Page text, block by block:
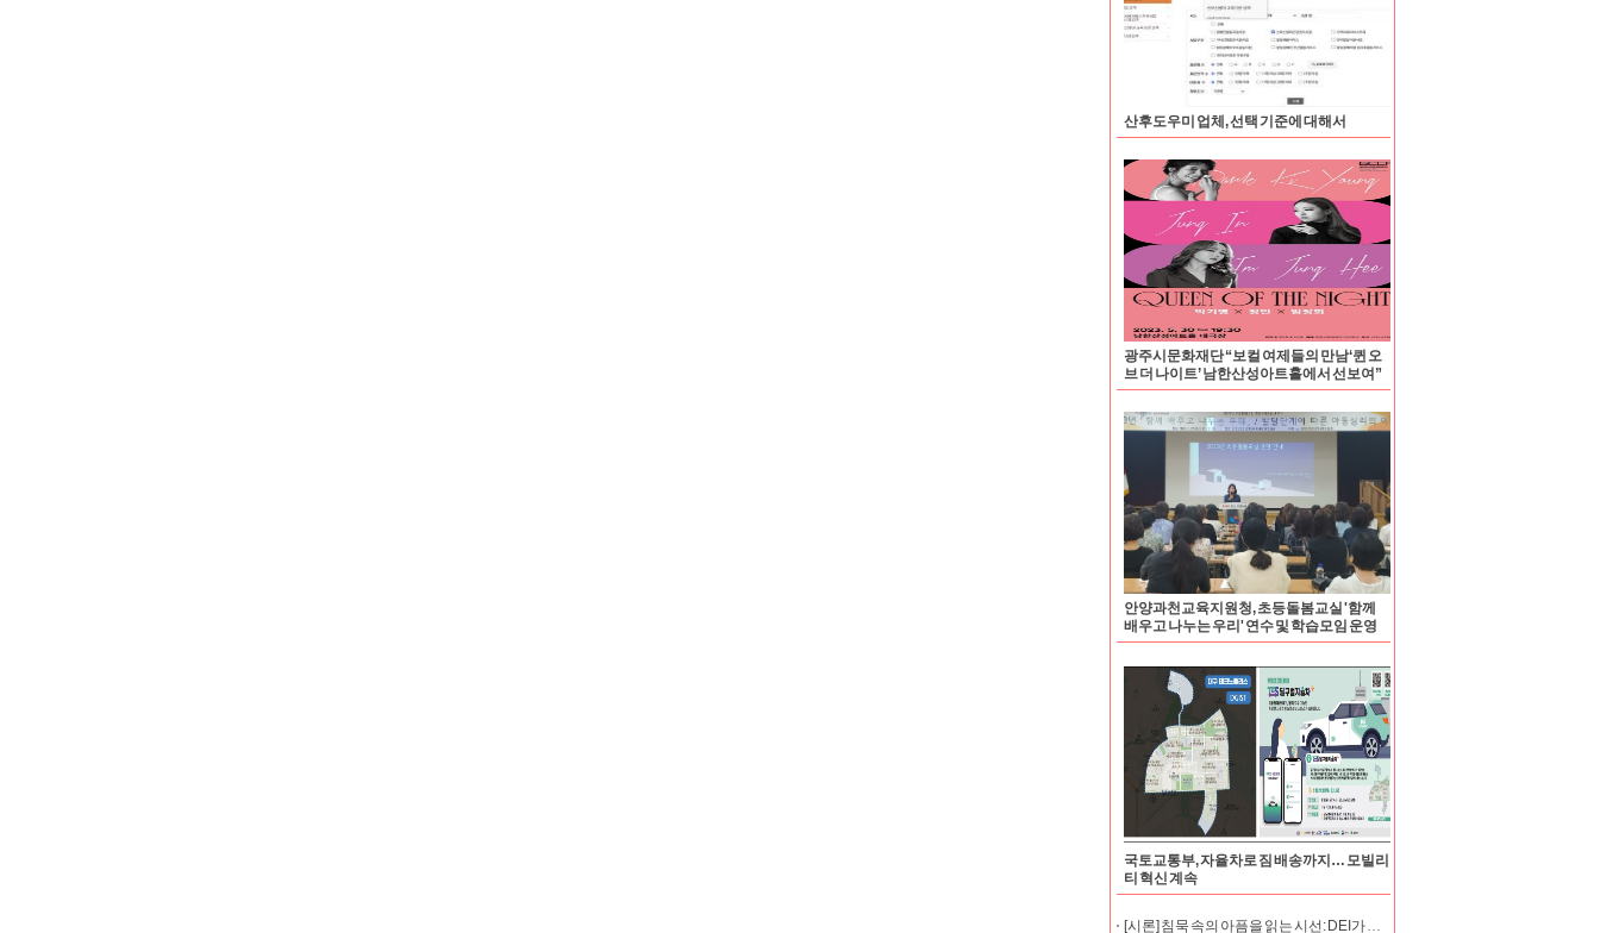
산후도우미 업체, 선택 기준에 대해서
광주시문화재단 “보컬 여제들의 만남‘퀸 오
브 더 나이트’ 남한산성아트홀에서 선보여”
안양과천교육지원청, 초등돌봄교실 '함께
배우고 나누는 우리' 연수 및 학습모임 운영
국토교통부, 자율차로 짐 배송까지… 모빌리
티 혁신 계속
[시론] 침묵 속의 아픔을 읽는 시선: DEI가 묻는 의료의 본질과 직업 윤리